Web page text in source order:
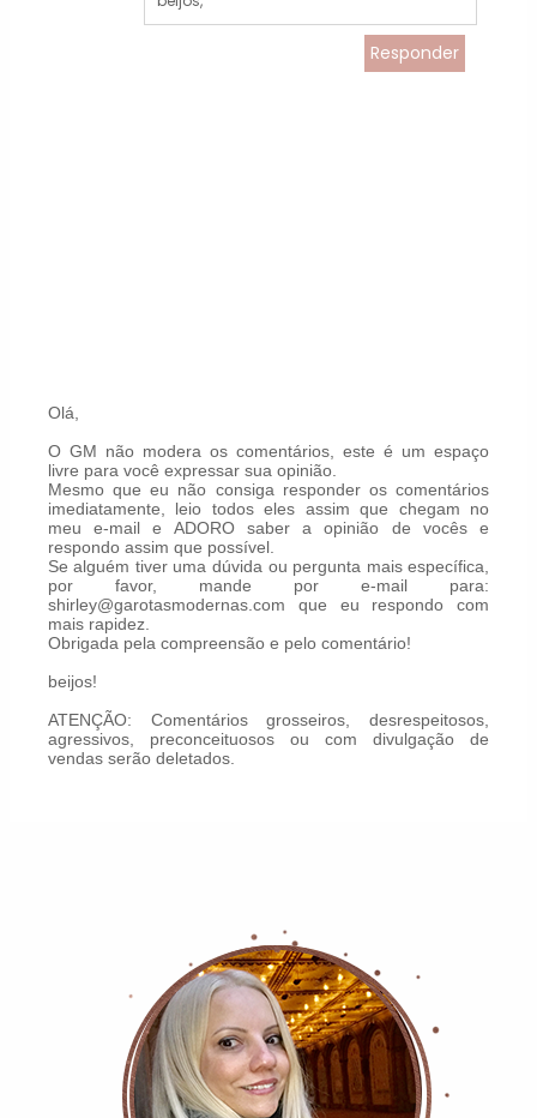
Responder
Olá,
O GM não modera os comentários, este é um espaço
livre para você expressar sua opinião.
Mesmo que eu não consiga responder os comentários
imediatamente, leio todos eles assim que chegam no
meu e-mail e ADORO saber a opinião de vocês e
respondo assim que possível.
Se alguém tiver uma dúvida ou pergunta mais específica,
por favor, mande por e-mail para:
shirley@garotasmodernas.com que eu respondo com
mais rapidez.
Obrigada pela compreensão e pelo comentário!
beijos!
ATENÇÃO: Comentários grosseiros, desrespeitosos,
agressivos, preconceituosos ou com divulgação de
vendas serão deletados.